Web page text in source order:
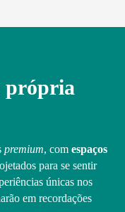
própria
premium, com espaços
para se sentir
únicas nos
em recordações